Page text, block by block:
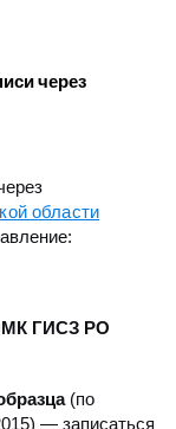
через
области
ГИСЗ РО
(по
— записаться